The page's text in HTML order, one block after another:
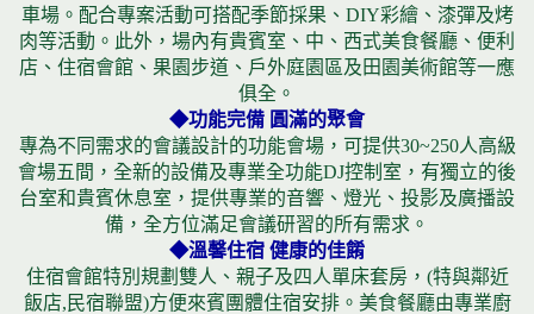
車場。配合專案活動可搭配季節採果、DIY彩繪、漆彈及烤
肉等活動。此外，場內有貴賓室、中、西式美食餐廳、便利
店、住宿會館、果園步道、戶外庭園區及田園美術館等一應
俱全。
◆功能完備 圓滿的聚會
專為不同需求的會議設計的功能會場，可提供30~250人高級
會場五間，全新的設備及專業全功能DJ控制室，有獨立的後
台室和貴賓休息室，提供專業的音響、燈光、投影及廣播設
備，全方位滿足會議研習的所有需求。
◆溫馨住宿 健康的佳餚
住宿會館特別規劃雙人、親子及四人單床套房，(特與鄰近
飯店,民宿聯盟)方便來賓團體住宿安排。美食餐廳由專業廚